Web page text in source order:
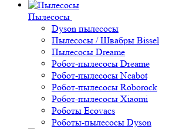
Пылесосы
Dyson пылесосы
Пылесосы / Швабры Bissel
Пылесосы Dreame
Робот-пылесосы Dreame
Робот-пылесосы Neabot
Робот-пылесосы Roborock
Робот-пылесосы Xiaomi
Роботы Ecovacs
Роботы-пылесосы Dyson